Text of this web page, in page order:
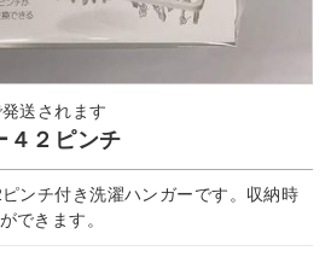
送されます
４２ピンチ
ンチ付き洗濯ハンガーです。収納時
できます。